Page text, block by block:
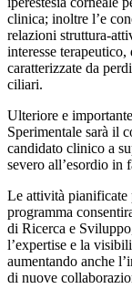
clinica; inoltre l’e
relazioni struttura-
interesse
caratterizzate da
ciliari.
Ulteriore e
Sperimentale sarà il
candidato clinico a
severo all’esordio in
Le attività
programma
di Ricerca e
l’expertise e la
aumentando anche
di nuove